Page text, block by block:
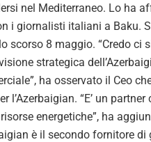
nel Mediterraneo. Lo ha
i giornalisti italiani a Baku.
scorso 8 maggio. “Credo
strategica
ha osservato il Ceo
l’Azerbaigian. “E’ un
energetiche”, ha
è il secondo fornitore